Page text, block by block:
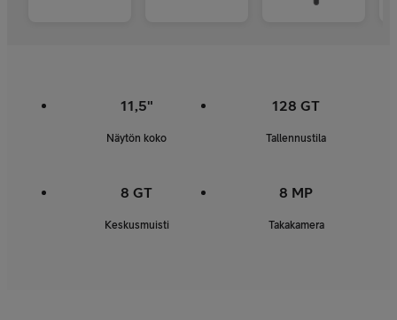
11,5"
Näytön koko
128 GT
Tallennustila
8 GT
Keskusmuisti
8 MP
Takakamera